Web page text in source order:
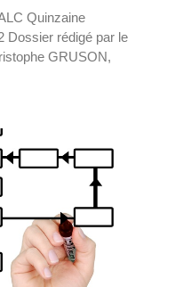
Quinzaine
Dossier rédigé par le
GRUSON,